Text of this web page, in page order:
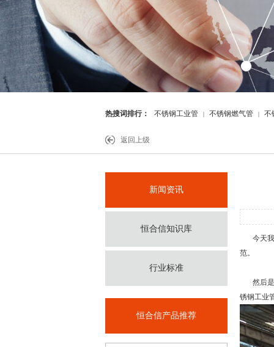
热搜词排行： 不锈钢工业管 | 不锈钢燃气管 | 不
返回上级
新闻资讯
恒合信知识库
行业标准
恒合信产品推荐
今天我
范。
然后是
锈钢工业